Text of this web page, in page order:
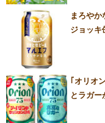
まろやか
ジョッキ
｢オリオ
とラガー